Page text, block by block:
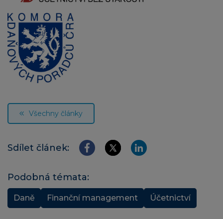
Všechny články
Sdílet článek:
Podobná témata:
Daně Finanční management Účetnictví